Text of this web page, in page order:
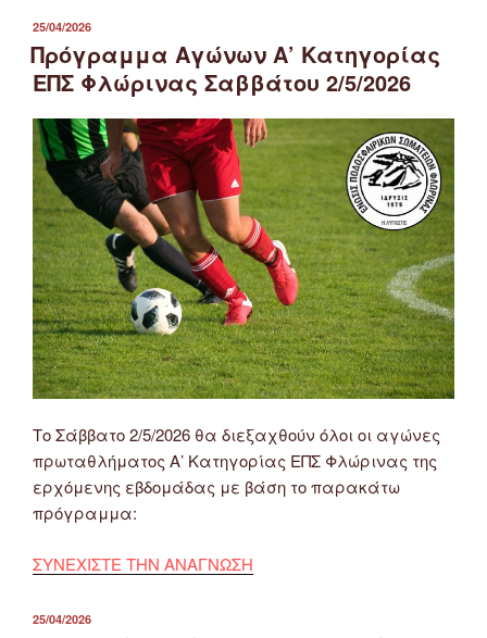
ΔΗΜΟΣΙΕΎΤΗΚΕ
ΣΤΙΣ
25/04/2026
Πρόγραμμα Αγώνων Α’ Κατηγορίας
ΕΠΣ Φλώρινας Σαββάτου 2/5/2026
Το Σάββατο 2/5/2026 θα διεξαχθούν όλοι οι αγώνες
πρωταθλήματος Α’ Κατηγορίας ΕΠΣ Φλώρινας της
ερχόμενης εβδομάδας με βάση το παρακάτω
πρόγραμμα:
ΣΥΝΕΧΙΣΤΕ ΤΗΝ ΑΝΑΓΝΩΣΗ
ΔΗΜΟΣΙΕΎΤΗΚΕ
25/04/2026